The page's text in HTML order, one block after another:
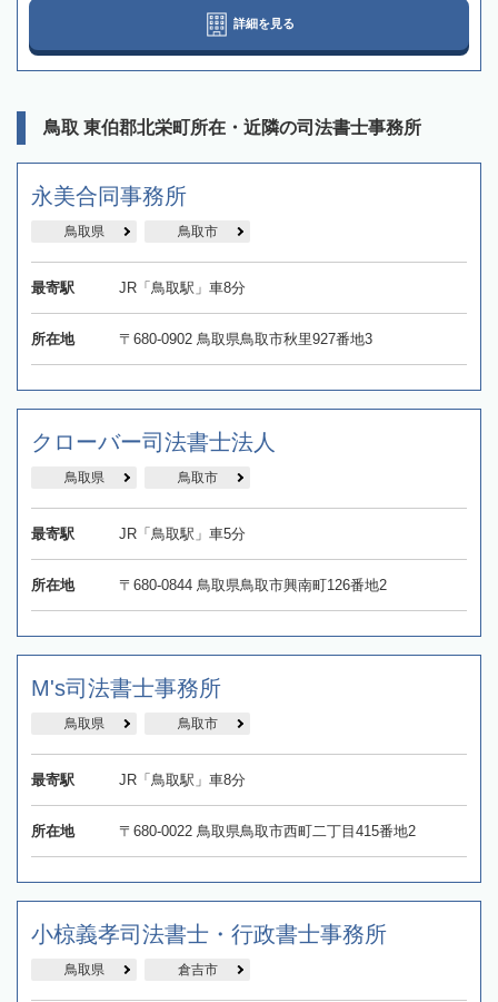
詳細を見る
鳥取 東伯郡北栄町所在・近隣の司法書士事務所
永美合同事務所
鳥取県 鳥取市
最寄駅 JR「鳥取駅」車8分
所在地 〒680-0902 鳥取県鳥取市秋里927番地3
クローバー司法書士法人
鳥取県 鳥取市
最寄駅 JR「鳥取駅」車5分
所在地 〒680-0844 鳥取県鳥取市興南町126番地2
M's司法書士事務所
鳥取県 鳥取市
最寄駅 JR「鳥取駅」車8分
所在地 〒680-0022 鳥取県鳥取市西町二丁目415番地2
小椋義孝司法書士・行政書士事務所
鳥取県 倉吉市